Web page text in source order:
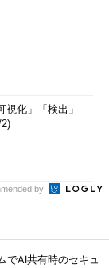
視化」「検出」
by
でAI共有時のセキュ